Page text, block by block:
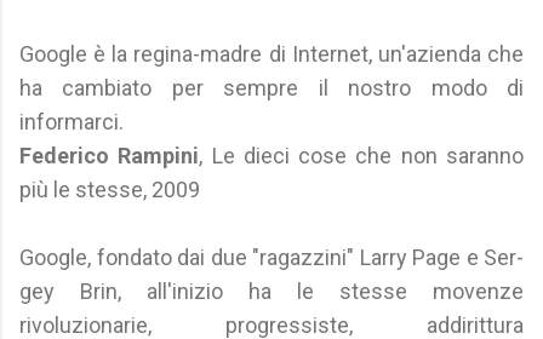
Google è la regina-madre di Internet, un'azienda che
ha cambiato per sempre il nostro modo di
informarci.
Federico Rampini, Le dieci cose che non saranno
più le stesse, 2009
Google, fondato dai due "ragazzini" Larry Page e Ser-
gey Brin, all'inizio ha le stesse movenze
rivoluzionarie, progressiste, addirittura